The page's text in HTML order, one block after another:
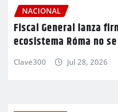
NACIONAL
Fiscal General lanza
ecosistema Róma no
Clave300 Jul 28, 2026